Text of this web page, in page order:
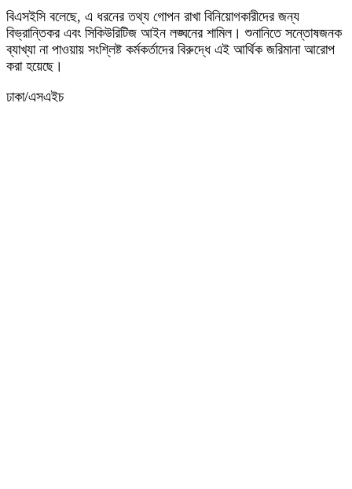
বিএসইসি বলেছে, এ ধরনের তথ্য গোপন রাখা বিনিয়োগকারীদের জন্য
বিভ্রান্তিকর এবং সিকিউরিটিজ আইন লঙ্ঘনের শামিল। শুনানিতে সন্তোষজনক
ব্যাখ্যা না পাওয়ায় সংশ্লিষ্ট কর্মকর্তাদের বিরুদ্ধে এই আর্থিক জরিমানা আরোপ
করা হয়েছে।
ঢাকা/এসএইচ